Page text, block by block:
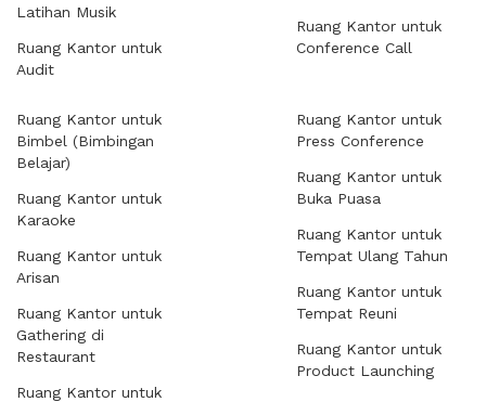
Latihan Musik
Ruang Kantor untuk
Audit
Ruang Kantor untuk
Conference Call
Ruang Kantor untuk
Bimbel (Bimbingan
Belajar)
Ruang Kantor untuk
Karaoke
Ruang Kantor untuk
Arisan
Ruang Kantor untuk
Gathering di
Restaurant
Ruang Kantor untuk
Ruang Kantor untuk
Press Conference
Ruang Kantor untuk
Buka Puasa
Ruang Kantor untuk
Tempat Ulang Tahun
Ruang Kantor untuk
Tempat Reuni
Ruang Kantor untuk
Product Launching